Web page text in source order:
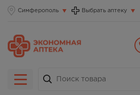
Симферополь Выбрать аптеку